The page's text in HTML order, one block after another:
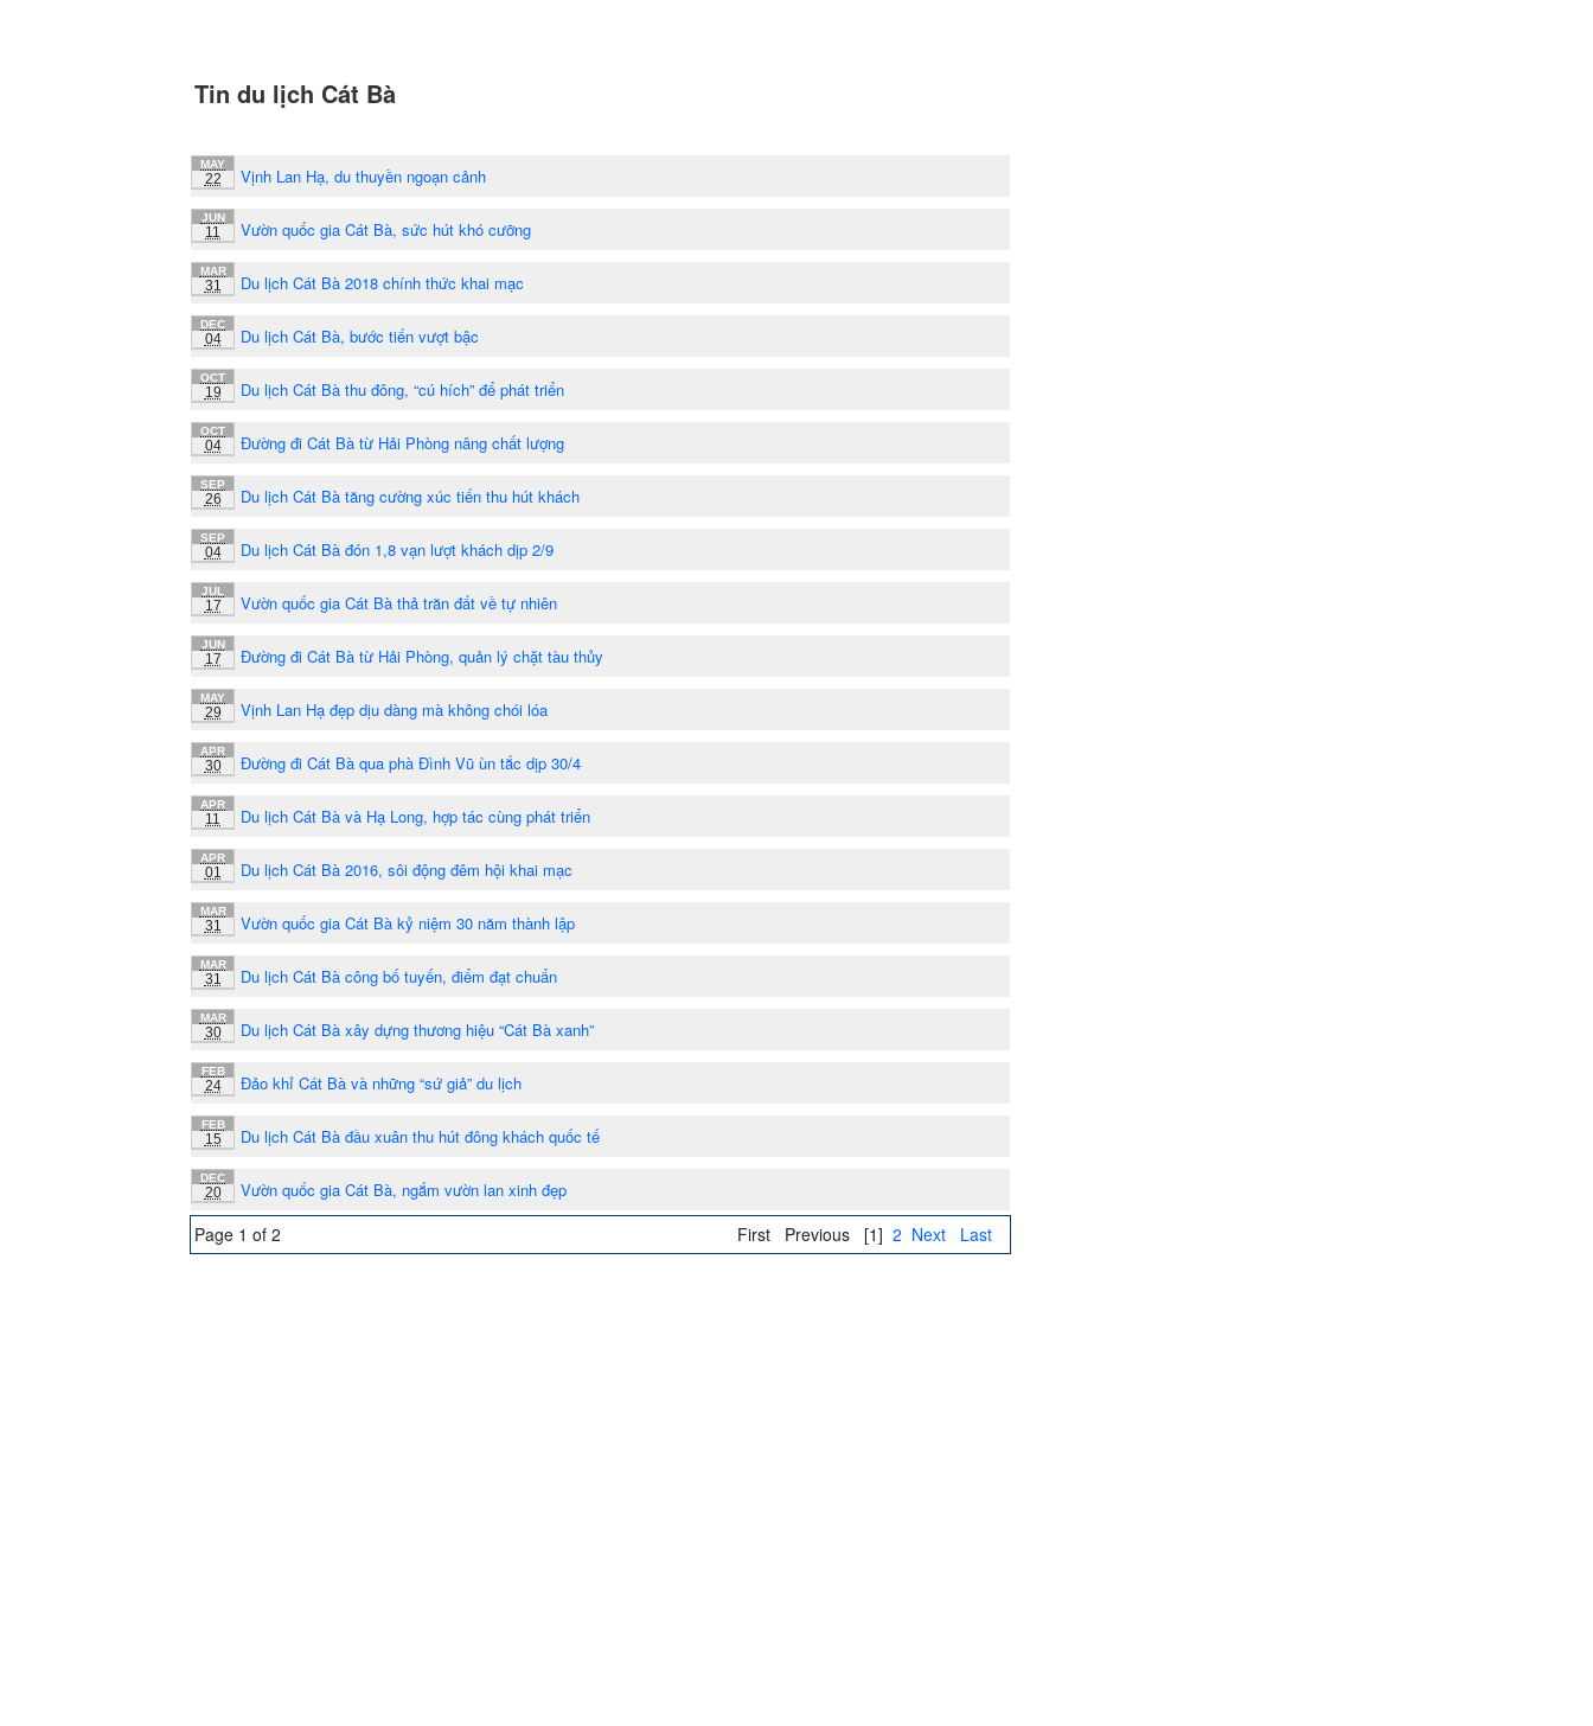
Tin du lịch Cát Bà
MAY
22 Vịnh Lan Hạ, du thuyền ngoạn cảnh
JUN
11 Vườn quốc gia Cát Bà, sức hút khó cưỡng
MAR
31 Du lịch Cát Bà 2018 chính thức khai mạc
DEC
04 Du lịch Cát Bà, bước tiến vượt bậc
OCT
19 Du lịch Cát Bà thu đông, “cú hích” để phát triển
OCT
04 Đường đi Cát Bà từ Hải Phòng nâng chất lượng
SEP
26 Du lịch Cát Bà tăng cường xúc tiến thu hút khách
SEP
04 Du lịch Cát Bà đón 1,8 vạn lượt khách dịp 2/9
JUL
17 Vườn quốc gia Cát Bà thả trăn đất về tự nhiên
JUN
17 Đường đi Cát Bà từ Hải Phòng, quản lý chặt tàu thủy
MAY
29 Vịnh Lan Hạ đẹp dịu dàng mà không chói lóa
APR
30 Đường đi Cát Bà qua phà Đình Vũ ùn tắc dịp 30/4
APR
11 Du lịch Cát Bà và Hạ Long, hợp tác cùng phát triển
APR
01 Du lịch Cát Bà 2016, sôi động đêm hội khai mạc
MAR
31 Vườn quốc gia Cát Bà kỷ niệm 30 năm thành lập
MAR
31 Du lịch Cát Bà công bố tuyến, điểm đạt chuẩn
MAR
30 Du lịch Cát Bà xây dựng thương hiệu “Cát Bà xanh”
FEB
24 Đảo khỉ Cát Bà và những “sứ giả” du lịch
FEB
15 Du lịch Cát Bà đầu xuân thu hút đông khách quốc tế
DEC
20 Vườn quốc gia Cát Bà, ngắm vườn lan xinh đẹp
Page 1 of 2 First Previous [1] 2 Next Last